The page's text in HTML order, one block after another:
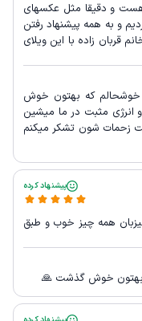
هست و دقیقا مثل عکسهای
و به همه پیشنهاد رفتن
قربان زاده با این ویلای
خوشحالم که بهتون خوش
انرژی مثبت در ما میشین
زحمات شون تشکر میکنم
پیشنهاد کرده
همه چیز خوب و طبق
بهتون خوش گذشت 🙏